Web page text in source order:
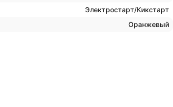
Электростарт/Кикстарт
Оранжевый